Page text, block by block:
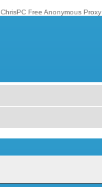
ChrisPC Free Anonymous Proxy